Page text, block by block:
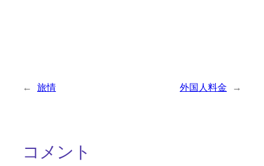
← 旅情 外国人料金 →
コメント